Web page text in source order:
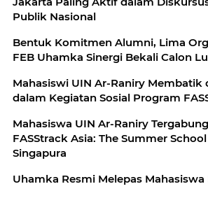
Publik Nasional
Bentuk Komitmen Alumni, Lima
FEB Uhamka Sinergi Bekali Calon
Mahasiswi UIN Ar-Raniry Membatik
dalam Kegiatan Sosial Program
Mahasiswa UIN Ar-Raniry
FASStrack Asia: The Summer
Singapura
Uhamka Resmi Melepas Mahasiswa